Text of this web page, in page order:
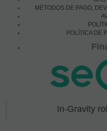
MÉTODOS DE PAGO,
POLÍTICA DE
In-Gravity